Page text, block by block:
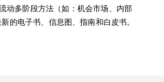
动多阶段方法（如：机会市场、内部
的电子书、信息图、指南和白皮书。